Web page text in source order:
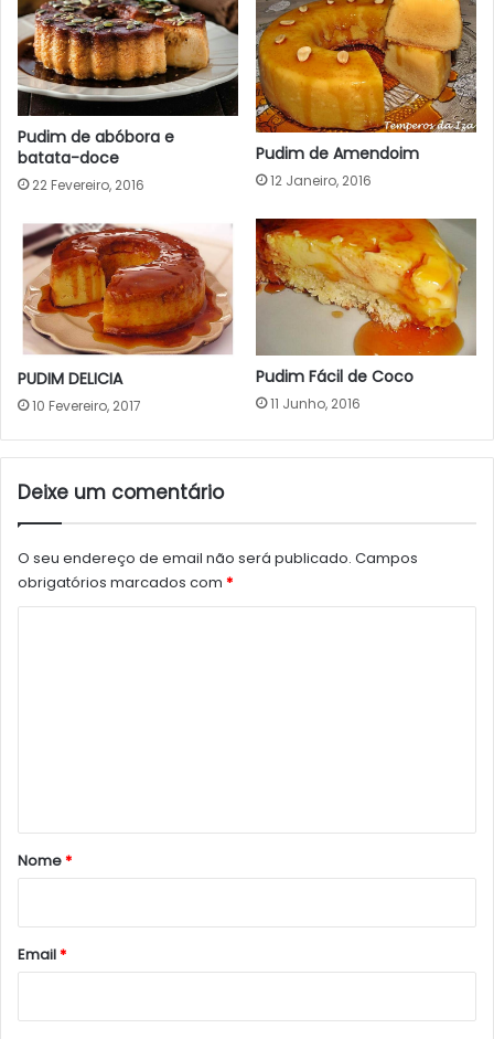
Pudim de abóbora e
batata-doce
22 Fevereiro, 2016
Pudim de Amendoim
12 Janeiro, 2016
PUDIM DELICIA
10 Fevereiro, 2017
Pudim Fácil de Coco
11 Junho, 2016
Deixe um comentário
O seu endereço de email não será publicado. Campos
obrigatórios marcados com *
r
*
Nome*
Email*